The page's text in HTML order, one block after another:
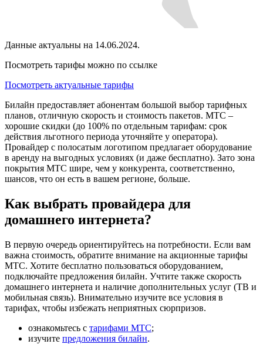
Данные актуальны на 14.06.2024.
Посмотреть тарифы можно по ссылке
Посмотреть актуальные тарифы
Билайн предоставляет абонентам большой выбор тарифных
планов, отличную скорость и стоимость пакетов. МТС –
хорошие скидки (до 100% по отдельным тарифам: срок
действия льготного периода уточняйте у оператора).
Провайдер с полосатым логотипом предлагает оборудование
в аренду на выгодных условиях (и даже бесплатно). Зато зона
покрытия МТС шире, чем у конкурента, соответственно,
шансов, что он есть в вашем регионе, больше.
Как выбрать провайдера для
домашнего интернета?
В первую очередь ориентируйтесь на потребности. Если вам
важна стоимость, обратите внимание на акционные тарифы
МТС. Хотите бесплатно пользоваться оборудованием,
подключайте предложения билайн. Учтите также скорость
домашнего интернета и наличие дополнительных услуг (ТВ и
мобильная связь). Внимательно изучите все условия в
тарифах, чтобы избежать неприятных сюрпризов.
ознакомьтесь с тарифами МТС;
изучите предложения билайн.